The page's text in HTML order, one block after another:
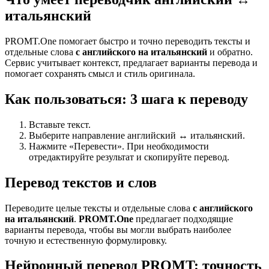
итальянский
PROMT.One помогает быстро и точно переводить тексты и
отдельные слова с английского на итальянский и обратно.
Сервис учитывает контекст, предлагает варианты перевода и
помогает сохранять смысл и стиль оригинала.
Как пользоваться: 3 шага к переводу
Вставьте текст.
Выберите направление английский ↔ итальянский.
Нажмите «Перевести». При необходимости
отредактируйте результат и скопируйте перевод.
Перевод текстов и слов
Переводите целые тексты и отдельные слова с английского
на итальянский. PROMT.One предлагает подходящие
варианты перевода, чтобы вы могли выбрать наиболее
точную и естественную формулировку.
Нейронный перевод PROMT: точность